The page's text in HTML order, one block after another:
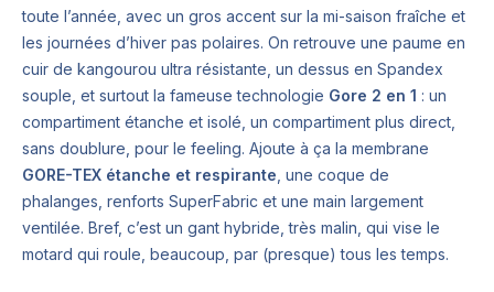
toute l’année, avec un gros accent sur la mi-saison fraîche et
les journées d’hiver pas polaires. On retrouve une paume en
cuir de kangourou ultra résistante, un dessus en Spandex
souple, et surtout la fameuse technologie Gore 2 en 1 : un
compartiment étanche et isolé, un compartiment plus direct,
sans doublure, pour le feeling. Ajoute à ça la membrane
GORE-TEX étanche et respirante , une coque de
phalanges, renforts SuperFabric et une main largement
ventilée. Bref, c’est un gant hybride, très malin, qui vise le
motard qui roule, beaucoup, par (presque) tous les temps.